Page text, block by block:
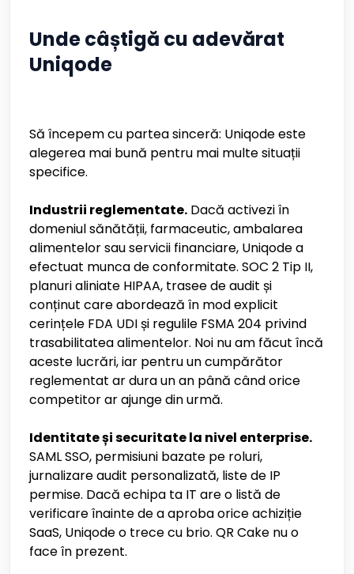
Unde câștigă cu adevărat
Uniqode
Să începem cu partea sinceră: Uniqode este
alegerea mai bună pentru mai multe situații
specifice.
Industrii reglementate. Dacă activezi în
domeniul sănătății, farmaceutic, ambalarea
alimentelor sau servicii financiare, Uniqode a
efectuat munca de conformitate. SOC 2 Tip II,
planuri aliniate HIPAA, trasee de audit și
conținut care abordează în mod explicit
cerințele FDA UDI și regulile FSMA 204 privind
trasabilitatea alimentelor. Noi nu am făcut încă
aceste lucrări, iar pentru un cumpărător
reglementat ar dura un an până când orice
competitor ar ajunge din urmă.
Identitate și securitate la nivel enterprise.
SAML SSO, permisiuni bazate pe roluri,
jurnalizare audit personalizată, liste de IP
permise. Dacă echipa ta IT are o listă de
verificare înainte de a aproba orice achiziție
SaaS, Uniqode o trece cu brio. QR Cake nu o
face în prezent.